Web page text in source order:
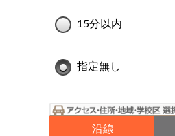
15分以内
指定無し
沿線